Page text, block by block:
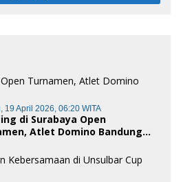
19 April 2026, 06:20 WITA
di Surabaya Open
Atlet Domino Bandung